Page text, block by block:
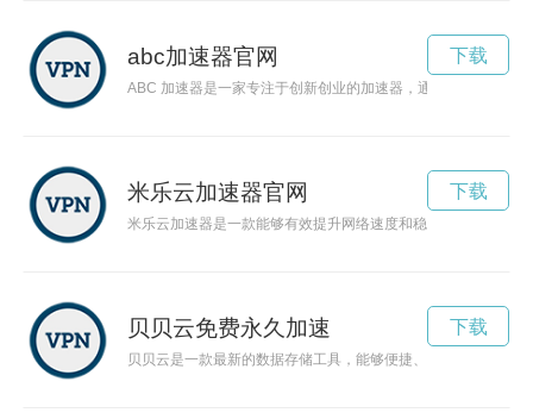
abc加速器官网
ABC 加速器是一家专注于创新创业的加速器，通过提供全方位
下载
米乐云加速器官网
米乐云加速器是一款能够有效提升网络速度和稳定性的网络加
下载
贝贝云免费永久加速
贝贝云是一款最新的数据存储工具，能够便捷、安全地保存用
下载